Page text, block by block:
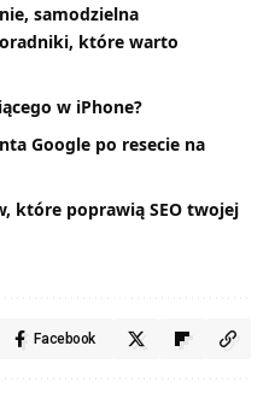
samodzielna
które warto
w iPhone?
Google po resecie na
które poprawią SEO twojej
Facebook